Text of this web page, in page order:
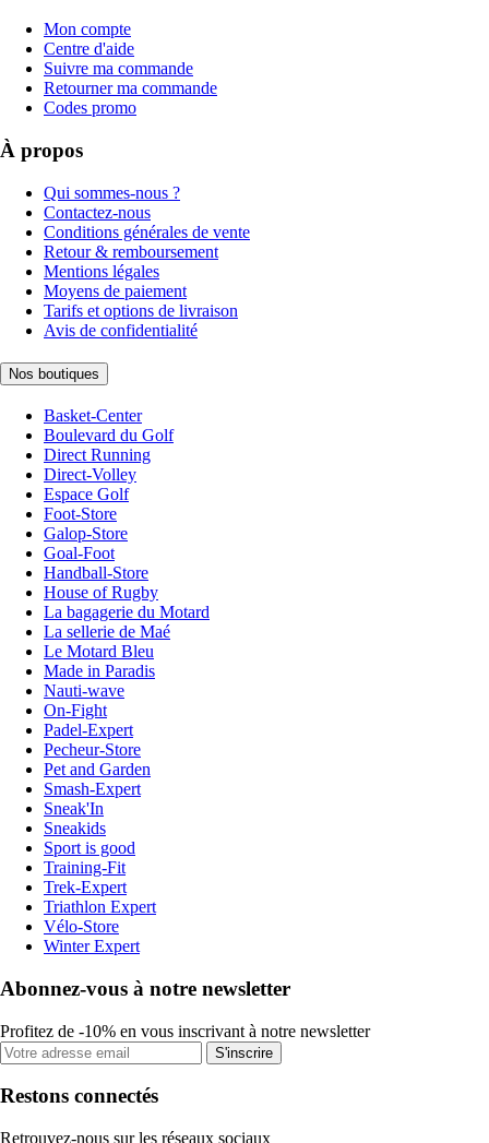
Mon compte
Centre d'aide
Suivre ma commande
Retourner ma commande
Codes promo
À propos
Qui sommes-nous ?
Contactez-nous
Conditions générales de vente
Retour & remboursement
Mentions légales
Moyens de paiement
Tarifs et options de livraison
Avis de confidentialité
Nos boutiques
Basket-Center
Boulevard du Golf
Direct Running
Direct-Volley
Espace Golf
Foot-Store
Galop-Store
Goal-Foot
Handball-Store
House of Rugby
La bagagerie du Motard
La sellerie de Maé
Le Motard Bleu
Made in Paradis
Nauti-wave
On-Fight
Padel-Expert
Pecheur-Store
Pet and Garden
Smash-Expert
Sneak'In
Sneakids
Sport is good
Training-Fit
Trek-Expert
Triathlon Expert
Vélo-Store
Winter Expert
Abonnez-vous à notre newsletter
Profitez de -10% en vous inscrivant à notre newsletter
S'inscrire
Restons connectés
Retrouvez-nous sur les réseaux sociaux